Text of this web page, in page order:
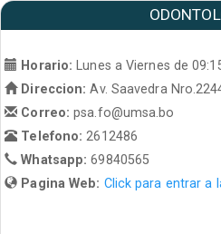
Horario: Lunes a Viernes de
Direccion: Av. Saavedra
Correo:psa.fo@umsa.bo
Telefono:2612486
Whatsapp:69840565
Pagina Web: Click para entrar a